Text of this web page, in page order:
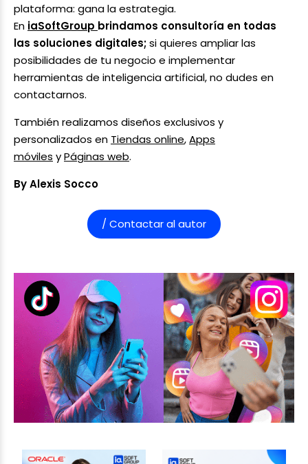
plataforma: gana la estrategia.
En iaSoftGroup brindamos consultoría en todas
las soluciones digitales;si quieres ampliar las
posibilidades de tu negocio e implementar
herramientas de inteligencia artificial, no dudes en
contactarnos.
También realizamos diseños exclusivos y
personalizados en Tiendas online,Apps
móviles yPáginas web.
By Alexis Socco
/ Contactar al autor